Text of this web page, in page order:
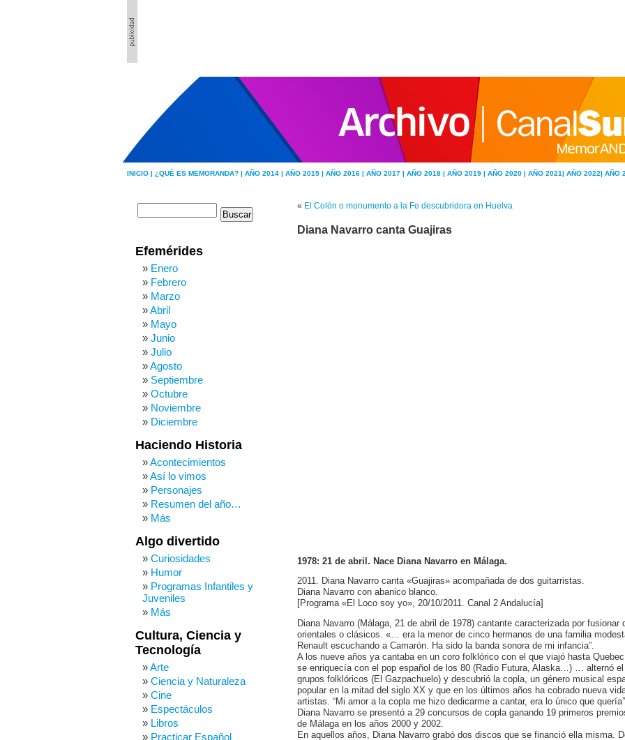
INICIO | ¿QUÉ ES MEMORANDA? | AÑO 2014 | AÑO 2015 | AÑO 2016 | AÑO 2017 | AÑO 2018 | AÑO 2019 | AÑO 2020 | AÑO 2021| AÑO 2022| AÑO
« El Colón o monumento a la Fe descubridora en Huelva
Diana Navarro canta Guajiras
1978: 21 de abril. Nace Diana Navarro en Málaga.
2011. Diana Navarro canta «Guajiras» acompañada de dos guitarristas.
Diana Navarro con abanico blanco.
[Programa «El Loco soy yo», 20/10/2011. Canal 2 Andalucía]
Diana Navarro (Málaga, 21 de abril de 1978) cantante caracterizada por
orientales o clásicos. «… era la menor de cinco hermanos de una familia
Renault escuchando a Camarón. Ha sido la banda sonora de mi infancia”.
A los nueve años ya cantaba en un coro folklórico con el que viajó hasta
se enriquecía con el pop español de los 80 (Radio Futura, Alaska…) … alternó
grupos folklóricos (El Gazpachuelo) y descubrió la copla, un género musical
popular en la mitad del siglo XX y que en los últimos años ha cobrado nueva
artistas. “Mi amor a la copla me hizo dedicarme a cantar, era lo único que
Diana Navarro se presentó a 29 concursos de copla ganando 19 primeros
de Málaga en los años 2000 y 2002.
En aquellos años, Diana Navarro grabó dos discos que se financió ella misma.
Efemérides
Enero
Febrero
Marzo
Abril
Mayo
Junio
Julio
Agosto
Septiembre
Octubre
Noviembre
Diciembre
Haciendo Historia
Acontecimientos
Así lo vimos
Personajes
Resumen del año…
Más
Algo divertido
Curiosidades
Humor
Programas Infantiles y
Juveniles
Más
Cultura, Ciencia y
Tecnología
Arte
Ciencia y Naturaleza
Cine
Espectáculos
Libros
Practicar Español